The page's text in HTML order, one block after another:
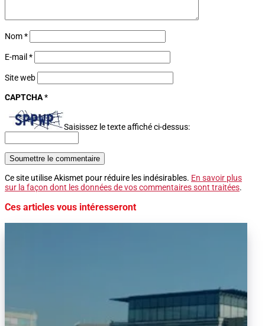
Nom*
E-mail *
Site web
CAPTCHA*
Saisissez le texte affiché ci-dessus:
Soumettre le commentaire
Ce site utilise Akismet pour réduire les indésirables. En savoir plus
sur la façon dont les données de vos commentaires sont traitées.
Ces articles vous intéresseront